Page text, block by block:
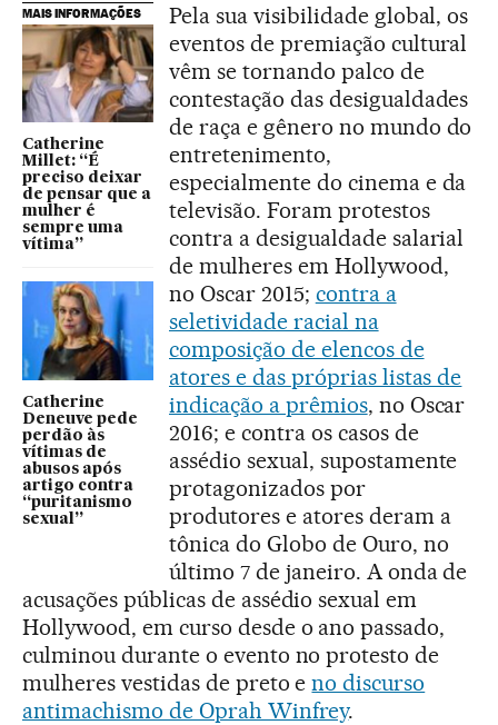
MAIS INFORMAÇÕES
Catherine
Millet: “É
preciso deixar
de pensar que a
mulher é
sempre uma
vítima”
Catherine
Deneuve pede
perdão às
vítimas de
abusos após
artigo contra
“puritanismo
sexual”
Pela sua visibilidade global, os
eventos de premiação cultural
vêm se tornando palco de
contestação das desigualdades
de raça e gênero no mundo do
entretenimento,
especialmente do cinema e da
televisão. Foram protestos
contra a desigualdade salarial
de mulheres em Hollywood,
no Oscar 2015; contra a
seletividade racial na
composição de elencos de
atores e das próprias listas de
indicação a prêmios, no Oscar
2016; e contra os casos de
assédio sexual, supostamente
protagonizados por
produtores e atores deram a
tônica do Globo de Ouro, no
último 7 de janeiro. A onda de
acusações públicas de assédio sexual em
Hollywood, em curso desde o ano passado,
culminou durante o evento no protesto de
mulheres vestidas de preto eno discurso
antimachismo de Oprah Winfrey.